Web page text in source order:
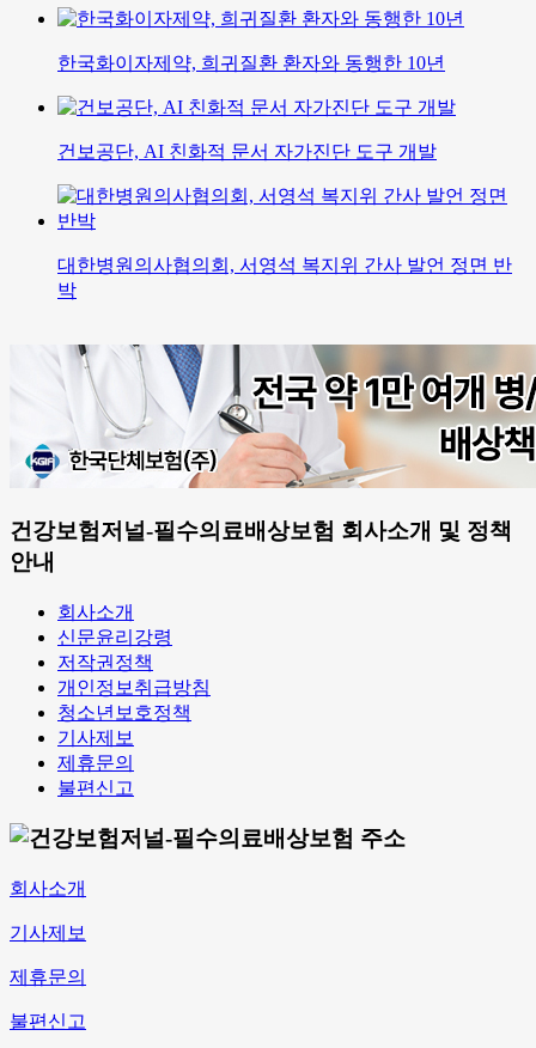
한국화이자제약, 희귀질환 환자와 동행한 10년
건보공단, AI 친화적 문서 자가진단 도구 개발
대한병원의사협의회, 서영석 복지위 간사 발언 정면 반
박
건강보험저널-필수의료배상보험 회사소개 및 정책
안내
회사소개
신문윤리강령
저작권정책
개인정보취급방침
청소년보호정책
기사제보
제휴문의
불편신고
회사소개
기사제보
제휴문의
불편신고